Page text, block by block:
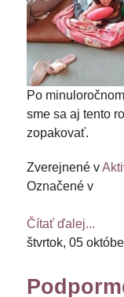
Po
sme sa aj tento
zopakovať.
Zverejnené v
Označené v
Čítať ďalej...
štvrtok, 05